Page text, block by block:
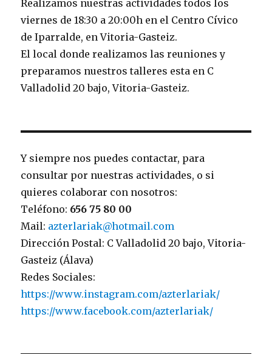
Realizamos nuestras actividades todos los
viernes de 18:30 a 20:00h en el Centro Cívico
de Iparralde, en Vitoria-Gasteiz.
El local donde realizamos las reuniones y
preparamos nuestros talleres esta en C
Valladolid 20 bajo, Vitoria-Gasteiz.
Y siempre nos puedes contactar, para
consultar por nuestras actividades, o si
quieres colaborar con nosotros:
Teléfono: 656 75 80 00
Mail: azterlariak@hotmail.com
Dirección Postal: C Valladolid 20 bajo, Vitoria-
Gasteiz (Álava)
Redes Sociales:
https://www.instagram.com/azterlariak/
https://www.facebook.com/azterlariak/